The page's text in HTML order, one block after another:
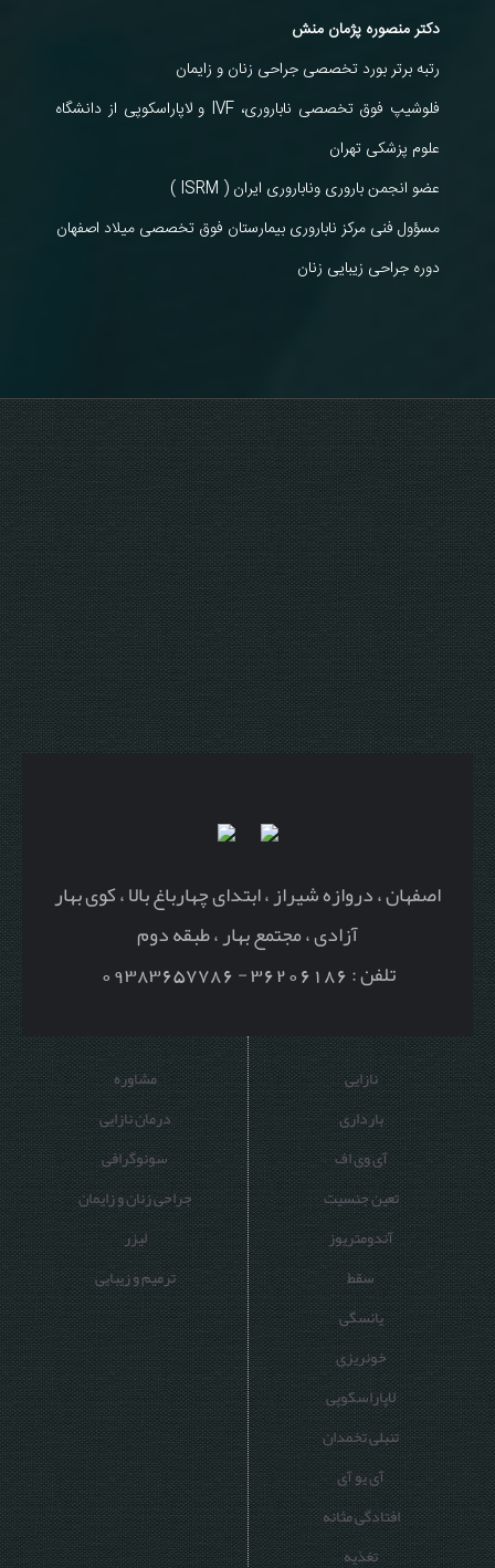
دکتر منصوره پژمان منش
رتبه برتر بورد تخصصی جراحی زنان و زایمان
فلوشیپ فوق تخصصی ناباروری، IVF و لاپاراسکوپی از دانشگاه
علوم پزشکی تهران
عضو انجمن باروری وناباروری ایران ( ISRM )
مسؤول فنی مرکز ناباروری بیمارستان فوق تخصصی میلاد اصفهان
دوره جراحی زیبایی زنان
اصفهان ، دروازه شیراز ، ابتدای چهارباغ بالا ، کوی بهار
آزادی ، مجتمع بهار ، طبقه دوم
تلفن : 36206186 - 09383657786
نازایی
بارداری
آی وی اف
تعین جنسیت
آندومتریوز
سقط
یائسگی
خونریزی
لاپاراسکوپی
تنبلی تخمدان
آی یو آی
افتادگی مثانه
تغذیه
مشاوره
درمان نازایی
سونوگرافی
جراحی زنان و زایمان
لیزر
ترمیم و زیبایی